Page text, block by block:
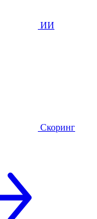
ИИ
Скоринг